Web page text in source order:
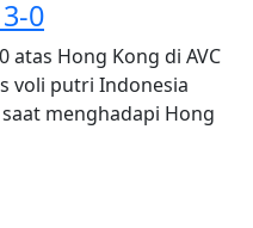
0
atas Hong Kong di AVC
voli putri Indonesia
menghadapi Hong